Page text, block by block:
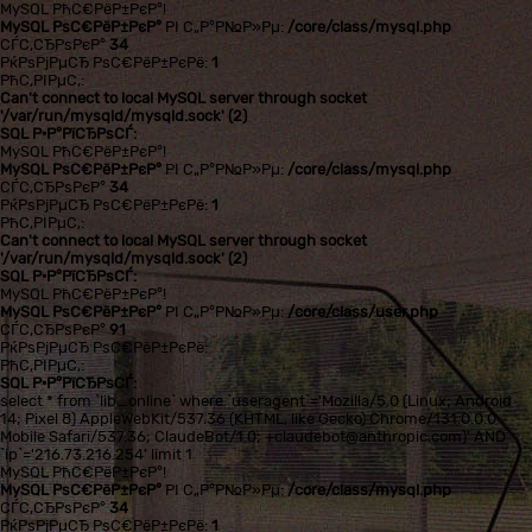
MySQL РћС€РёР±РєР°!
MySQL РѕС€РёР±РєР° РІ С„Р°Р№Р»Рµ: /core/class/mysql.php
СЃС‚СЂРѕРєР° 34
РќРѕРјРµСЂ РѕС€РёР±РєРё: 1
РћС‚РІРµС‚:
Can't connect to local MySQL server through socket
'/var/run/mysqld/mysqld.sock' (2)
SQL Р·Р°РїСЂРѕСЃ:
MySQL РћС€РёР±РєР°!
MySQL РѕС€РёР±РєР° РІ С„Р°Р№Р»Рµ: /core/class/mysql.php
СЃС‚СЂРѕРєР° 34
РќРѕРјРµСЂ РѕС€РёР±РєРё: 1
РћС‚РІРµС‚:
Can't connect to local MySQL server through socket
'/var/run/mysqld/mysqld.sock' (2)
SQL Р·Р°РїСЂРѕСЃ:
MySQL РћС€РёР±РєР°!
MySQL РѕС€РёР±РєР° РІ С„Р°Р№Р»Рµ: /core/class/user.php
СЃС‚СЂРѕРєР° 91
РќРѕРјРµСЂ РѕС€РёР±РєРё:
РћС‚РІРµС‚:
SQL Р·Р°РїСЂРѕСЃ:
select * from `lib_online` where `useragent`='Mozilla/5.0 (Linux; Android
14; Pixel 8) AppleWebKit/537.36 (KHTML, like Gecko) Chrome/131.0.0.0
Mobile Safari/537.36; ClaudeBot/1.0; +claudebot@anthropic.com)' AND
`ip`='216.73.216.254' limit 1
MySQL РћС€РёР±РєР°!
MySQL РѕС€РёР±РєР° РІ С„Р°Р№Р»Рµ:/core/class/mysql.php
СЃС‚СЂРѕРєР°34
РќРѕРјРµСЂ РѕС€РёР±РєРё: 1